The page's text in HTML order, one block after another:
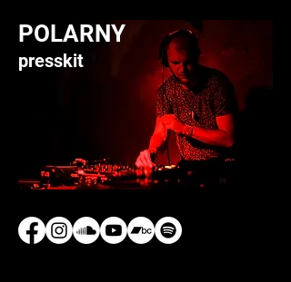
POLARNY
presskit